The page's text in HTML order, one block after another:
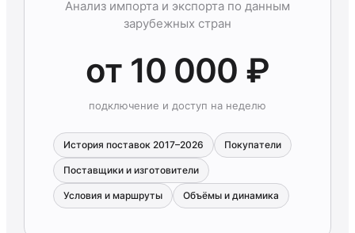
Анализ импорта и экспорта по данным
зарубежных стран
от 10 000 ₽
подключение и доступ на неделю
История поставок 2017–2026 Покупатели
Поставщики и изготовители
Условия и маршруты Объёмы и динамика